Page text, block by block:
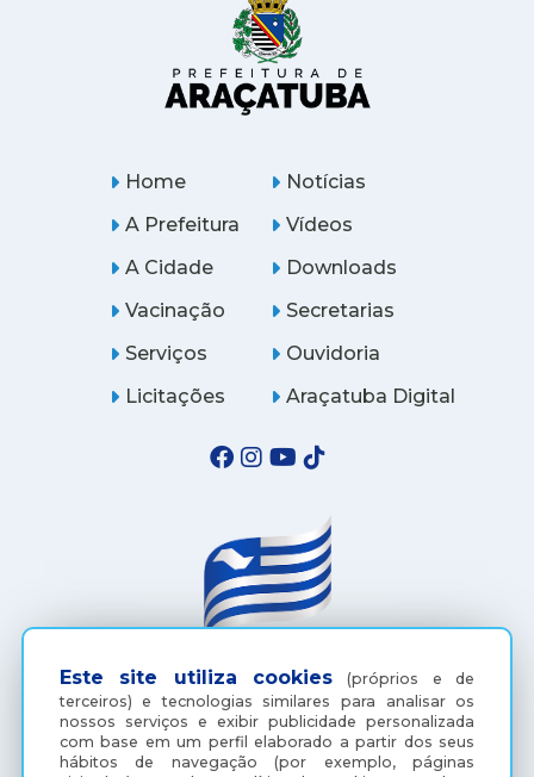
Este site utiliza cookies (próprios e de
terceiros) e tecnologias similares para analisar os
nossos serviços e exibir publicidade personalizada
com base em um perfil elaborado a partir dos seus
hábitos de navegação (por exemplo, páginas
Home
A Prefeitura
A Cidade
Notícias
Vídeos
Downloads
Vacinação
Serviços
Licitações
Secretarias
Ouvidoria
Araçatuba Digital
(18) 3607-6500